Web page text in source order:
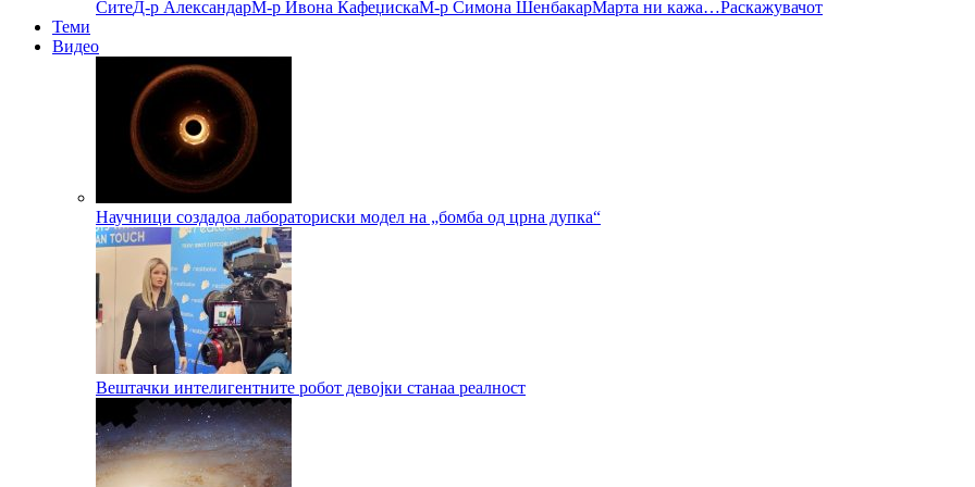
СитеД-р АлександарМ-р Ивона КафеџискаМ-р Симона ШенбакарМарта ни кажа…Раскажувачот
Теми
Видео
Научници создадоа лабораториски модел на „бомба од црна дупка“
Вештачки интелигентните робот девојки станаа реалност